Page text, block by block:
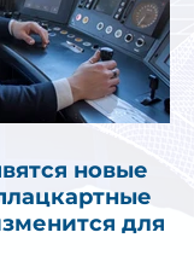
новые
для